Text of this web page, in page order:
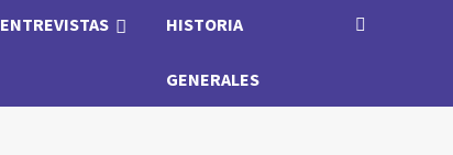
ENTREVISTAS HISTORIA
GENERALES